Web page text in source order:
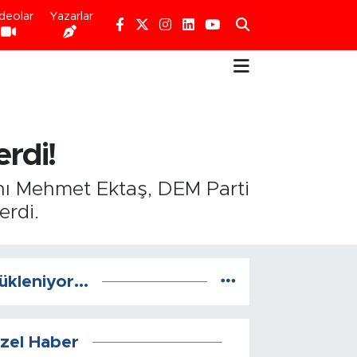
Yazarlar
Mehmet Ektaş, DEM Parti
Haber